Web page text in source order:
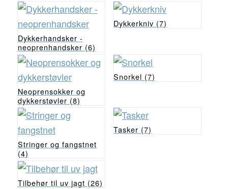
Dykkerhandsker -
neoprenhandsker (6)
Dykkerkniv (7)
Neoprensokker og
dykkerstøvler (8)
Snorkel (7)
Stringer og fangstnet
(4)
Tasker (7)
Tilbehør til uv jagt (26)